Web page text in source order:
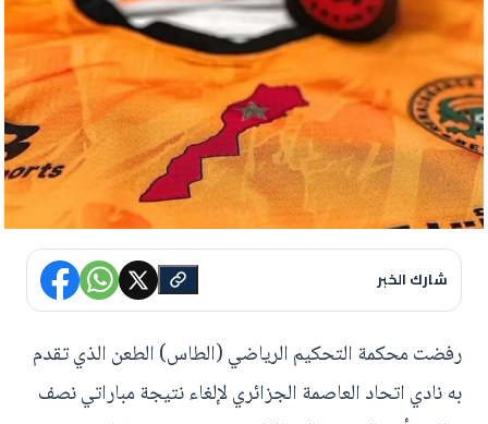
شارك الخبر
رفضت محكمة التحكيم الرياضي (الطاس) الطعن الذي تقدم
به نادي اتحاد العاصمة الجزائري لإلغاء نتيجة مباراتي نصف